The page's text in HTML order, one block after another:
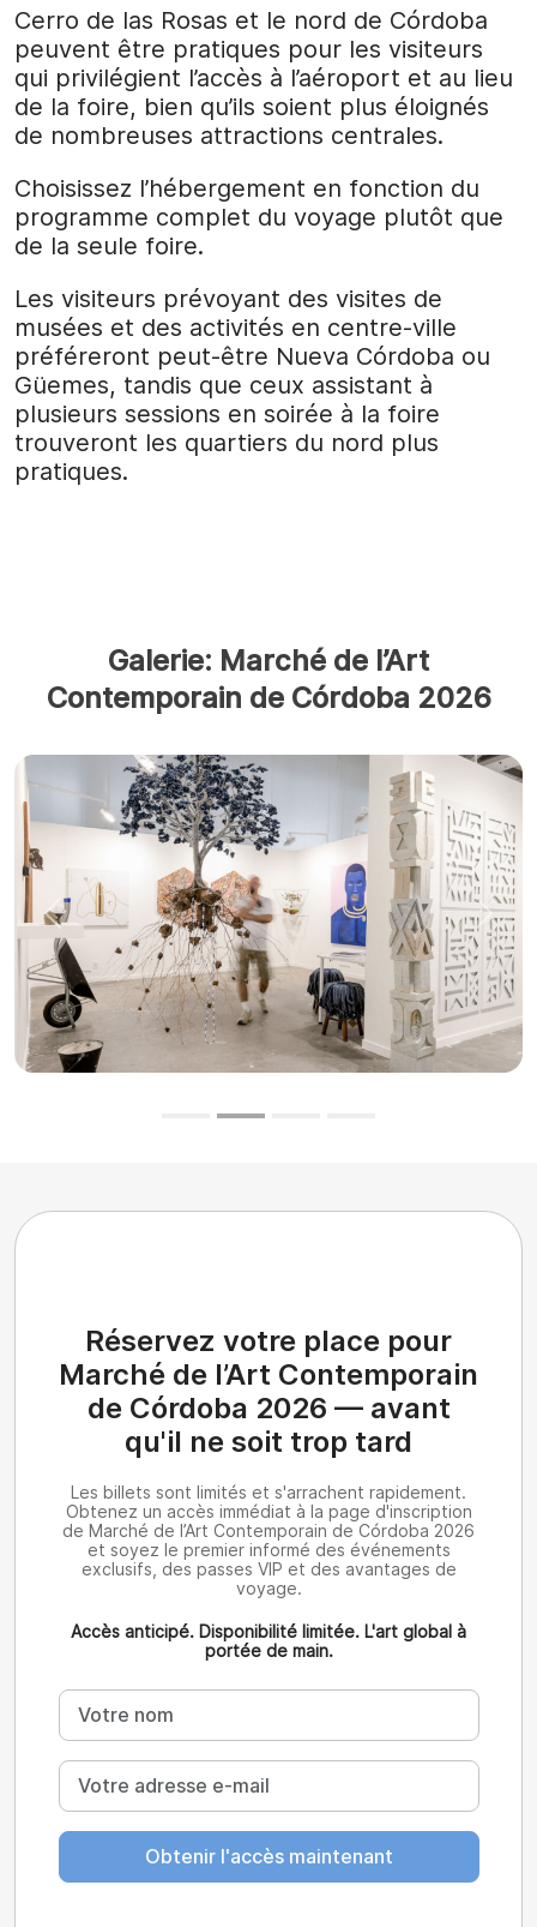
Cerro de las Rosas et le nord de Córdoba
peuvent être pratiques pour les visiteurs
qui privilégient l’accès à l’aéroport et au lieu
de la foire, bien qu’ils soient plus éloignés
de nombreuses attractions centrales.
Choisissez l’hébergement en fonction du
programme complet du voyage plutôt que
de la seule foire.
Les visiteurs prévoyant des visites de
musées et des activités en centre-ville
préféreront peut-être Nueva Córdoba ou
Güemes, tandis que ceux assistant à
plusieurs sessions en soirée à la foire
trouveront les quartiers du nord plus
pratiques.
Galerie: Marché de l’Art
Contemporain de Córdoba 2026
Précédent
Réservez votre place pour
Marché de l’Art Contemporain
de Córdoba 2026 — avant
qu'il ne soit trop tard
Les billets sont limités et s'arrachent rapidement.
Obtenez un accès immédiat à la page d'inscription
de Marché de l’Art Contemporain de Córdoba 2026
et soyez le premier informé des événements
exclusifs, des passes VIP et des avantages de
voyage.
Accès anticipé. Disponibilité limitée. L'art global à
portée de main.
Obtenir l'accès maintenant